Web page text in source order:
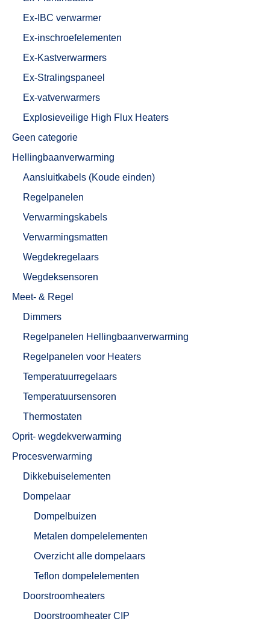
Ex-IBC verwarmer
Ex-inschroefelementen
Ex-Kastverwarmers
Ex-Stralingspaneel
Ex-vatverwarmers
Explosieveilige High Flux Heaters
Geen categorie
Hellingbaanverwarming
Aansluitkabels (Koude einden)
Regelpanelen
Verwarmingskabels
Verwarmingsmatten
Wegdekregelaars
Wegdeksensoren
Meet- & Regel
Dimmers
Regelpanelen Hellingbaanverwarming
Regelpanelen voor Heaters
Temperatuurregelaars
Temperatuursensoren
Thermostaten
Oprit- wegdekverwarming
Procesverwarming
Dikkebuiselementen
Dompelaar
Dompelbuizen
Metalen dompelelementen
Overzicht alle dompelaars
Teflon dompelelementen
Doorstroomheaters
Doorstroomheater CIP